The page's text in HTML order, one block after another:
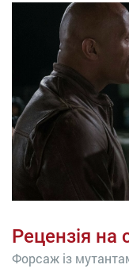
Рецензія на
Форсаж із